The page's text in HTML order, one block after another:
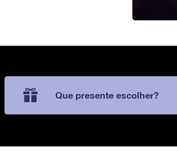
Que presente escolher?